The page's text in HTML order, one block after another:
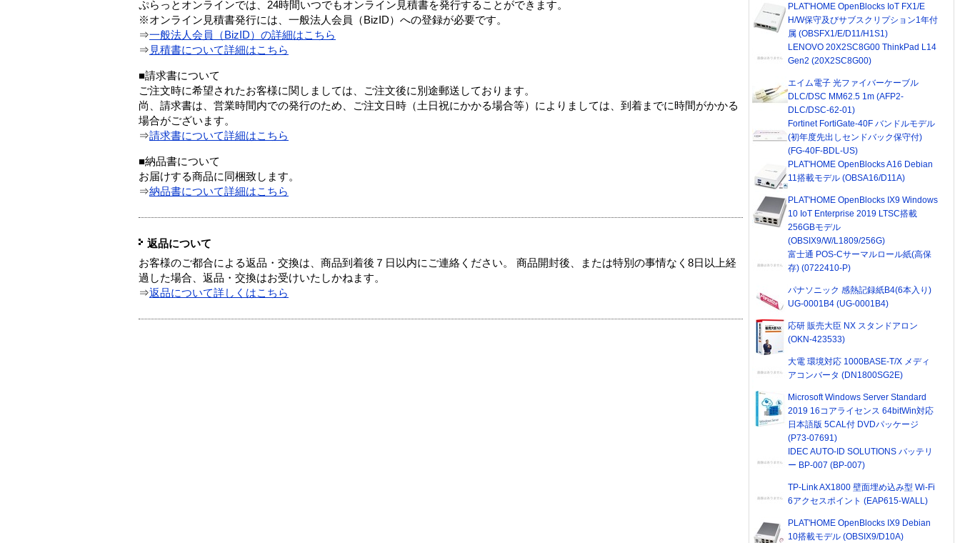
ぷらっとオンラインでは、24時間いつでもオンライン見積書を発行することができます。
※オンライン見積書発行には、一般法人会員（BizID）への登録が必要です。
⇒一般法人会員（BizID）の詳細はこちら
⇒ 見積書について詳細はこちら
■請求書について
ご注文時に希望されたお客様に関しましては、ご注文後に別途郵送しております。
尚、請求書は、営業時間内での発行のため、ご注文日時（土日祝にかかる場合等）によりましては、到着までに時間がかかる
場合がございます。
⇒請求書について詳細はこちら
■納品書について
お届けする商品に同梱致します。
⇒納品書について詳細はこちら
返品について
お客様のご都合による返品・交換は、商品到着後７日以内にご連絡ください。 商品開封後、または特別の事情なく8日以上経
過した場合、返品・交換はお受けいたしかねます。
⇒返品について詳しくはこちら
PLAT'HOME OpenBlocks IoT FX1/E
H/W保守及びサブスクリプション1年付
属 (OBSFX1/E/D11/H1S1)
LENOVO 20X2SC8G00 ThinkPad L14
Gen2 (20X2SC8G00)
エイム電子 光ファイバーケーブル
DLC/DSC MM62.5 1m (AFP2-
DLC/DSC-62-01)
Fortinet FortiGate-40F バンドルモデル
(初年度先出しセンドバック保守付)
(FG-40F-BDL-US)
PLAT'HOME OpenBlocks A16 Debian
11搭載モデル (OBSA16/D11A)
PLAT'HOME OpenBlocks IX9 Windows
10 IoT Enterprise 2019 LTSC搭載
256GBモデル
(OBSIX9/W/L1809/256G)
富士通 POS-Cサーマルロール紙(高保
存) (0722410-P)
パナソニック 感熱記録紙B4(6本入り)
UG-0001B4 (UG-0001B4)
応研 販売大臣 NX スタンドアロン
(OKN-423533)
大電 環境対応 1000BASE-T/X メディ
アコンバータ (DN1800SG2E)
Microsoft Windows Server Standard
2019 16コアライセンス 64bitWin対応
日本語版 5CAL付 DVDパッケージ
(P73-07691)
IDEC AUTO-ID SOLUTIONS バッテリ
ー BP-007 (BP-007)
TP-Link AX1800 壁面埋め込み型 Wi-Fi
6アクセスポイント (EAP615-WALL)
PLAT'HOME OpenBlocks IX9 Debian
10搭載モデル (OBSIX9/D10A)